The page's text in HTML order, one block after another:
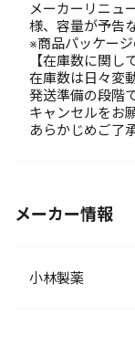
メーカーリニュ
様、容量が予告
※商品パッケージ
【在庫数に関し
在庫数は日々変
発送準備の段階
キャンセルをお
あらかじめご了
メーカー情報
小林製薬